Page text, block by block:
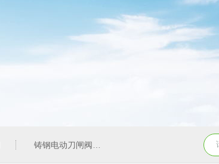
铸钢电动刀闸阀 造纸行业电动刀闸阀选型